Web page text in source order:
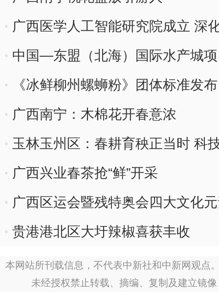
广西医学人工智能研究院成立 深
中国—东盟（北海）国际水产城
《冰鲜柳州螺蛳粉》团体标准发
国
广西南宁：木棉花开春意浓
玉林玉州区：春耕育秧正当时 科
广西兴业春茶抢“鲜”开采
广西区运会暨残特奥会四大文化
贵港港北区大圩辣椒喜获丰收
本网站所刊载信息，不代表中新社和中新网观点
未经授权禁止转载、摘编、复制及建立镜